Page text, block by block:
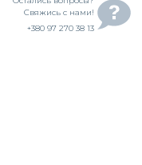
Свяжись с нами!
+380 97 270 38 13